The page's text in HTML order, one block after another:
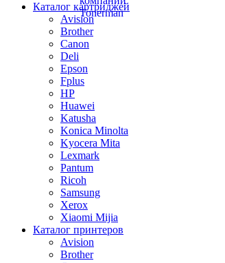
Каталог картриджей
Avision
Brother
Canon
Deli
Epson
Fplus
HP
Huawei
Katusha
Konica Minolta
Kyocera Mita
Lexmark
Pantum
Ricoh
Samsung
Xerox
Xiaomi Mijia
Каталог принтеров
Avision
Brother